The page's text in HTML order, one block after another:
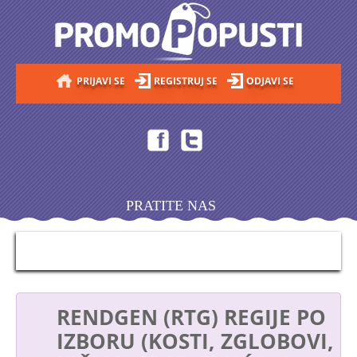
PRIJAVI SE REGISTRUJ SE ODJAVI SE
PRATITE NAS
RENDGEN (RTG) REGIJE PO
IZBORU (KOSTI, ZGLOBOVI,